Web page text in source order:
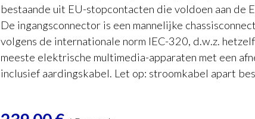
bestaande uit EU-stopcontacten die voldoen aan de
De ingangsconnector is een mannelijke
volgens de internationale norm IEC-320, d.w.z.
meeste elektrische multimedia-apparaten met een
inclusief aardingskabel. Let op: stroomkabel apart